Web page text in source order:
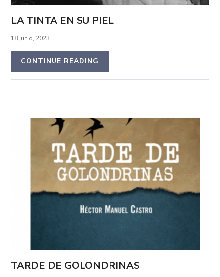
LA TINTA EN SU PIEL
18 junio, 2023
CONTINUE READING
TARDE DE GOLONDRINAS